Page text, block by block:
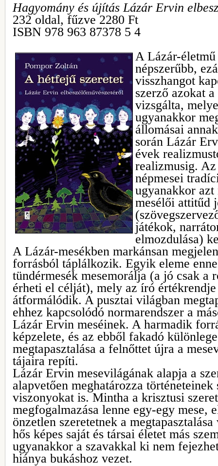
Hagyomány és újítás Lázár Ervin
232 oldal, fűzve 2280 Ft
ISBN 978 963 87378 5 4
A Lázár-életmű
népszerűbb,
visszhangot
szerző azokat
vizsgálta,
ugyanakkor
állomásai
során Lázár
évek
realizmusig. Az
népmesei
ugyanakkor azt
mesélői attitűd
játékok,
elmozdulása)
A Lázár-mesékben markánsan
forrásból táplálkozik. Egyik eleme
tündérmesék mesemorálja (a jó csak a
érheti el célját), mely az író értékrendje
átformálódik. A pusztai világban
ehhez kapcsolódó normarendszer a
Lázár Ervin meséinek. A harmadik
képzelete, és az ebből fakadó
megtapasztalása a felnőttet újra a
tájaira repíti.
Lázár Ervin mesevilágának alapja a
alapvetően meghatározza
viszonyokat is. Mintha a krisztusi
megfogalmazása lenne egy-egy mese,
önzetlen szeretetnek a
hős képes saját és társai életet más
ugyanakkor a szavakkal ki nem
hiánya bukáshoz vezet.